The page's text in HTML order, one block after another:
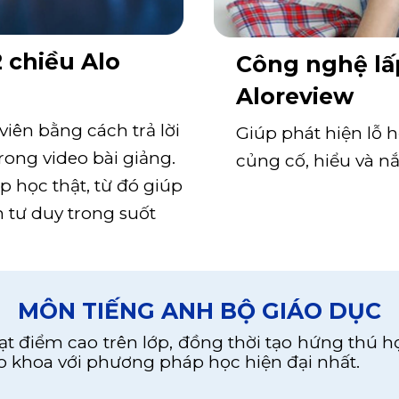
chiều Alo
bằng cách trả lời
video bài giảng.
học thật, từ đó giúp
tư duy trong suốt
Công nghệ
Aloreview
Giúp phát hiện lỗ
củng cố, hiểu và
MÔN TIẾNG ANH BỘ GIÁO DỤC
điểm cao trên lớp, đồng thời tạo hứng thú
với phương pháp học hiện đại nhất.